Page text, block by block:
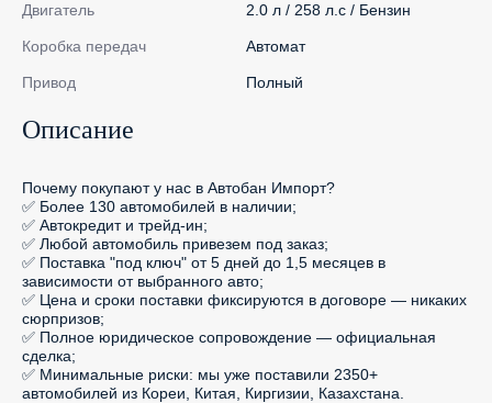
Двигатель 2.0 л / 258 л.с / Бензин
Коробка передач Автомат
Привод Полный
Описание
Почему покупают у нас в Автобан Импорт?
✅ Более 130 автомобилей в наличии;
✅ Автокредит и трейд-ин;
✅ Любой автомобиль привезем под заказ;
✅ Поставка "под ключ" от 5 дней до 1,5 месяцев в
зависимости от выбранного авто;
✅ Цена и сроки поставки фиксируются в договоре — никаких
сюрпризов;
✅ Полное юридическое сопровождение — официальная
сделка;
✅ Минимальные риски: мы уже поставили 2350+
автомобилей из Кореи, Китая, Киргизии, Казахстана.